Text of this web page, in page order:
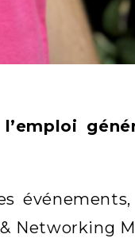
événements,
Networking